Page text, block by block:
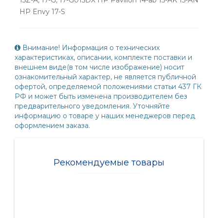
HP Envy 17-S
Внимание! Информация о технических
характеристиках, описании, комплекте поставки и
внешнем виде(в том числе изображение) носит
ознакомительный характер, не является публичной
офертой, определяемой положениями статьи 437 ГК
РФ и может быть изменена производителем без
предварительного уведомления. Уточняйте
информацию о товаре у наших менеджеров перед
оформлением заказа.
Рекомендуемые товары